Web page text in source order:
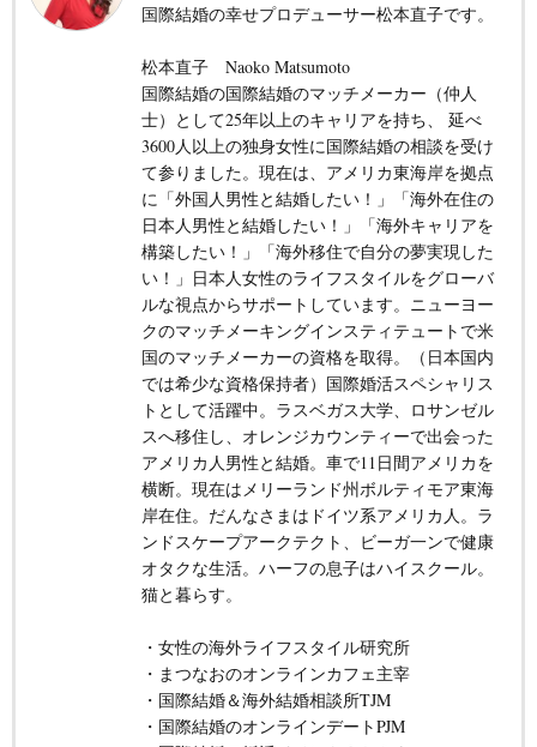
国際結婚の幸せプロデューサー松本直子です。
松本直子 Naoko Matsumoto
国際結婚の国際結婚のマッチメーカー（仲人
士）として25年以上のキャリアを持ち、 延べ
3600人以上の独身女性に国際結婚の相談を受け
て参りました。現在は、アメリカ東海岸を拠点
に「外国人男性と結婚したい！」「海外在住の
日本人男性と結婚したい！」「海外キャリアを
構築したい！」「海外移住で自分の夢実現した
い！」日本人女性のライフスタイルをグローバ
ルな視点からサポートしています。ニューヨー
クのマッチメーキングインスティテュートで米
国のマッチメーカーの資格を取得。（日本国内
では希少な資格保持者）国際婚活スペシャリス
トとして活躍中。ラスベガス大学、ロサンゼル
スへ移住し、オレンジカウンティーで出会った
アメリカ人男性と結婚。車で11日間アメリカを
横断。現在はメリーランド州ボルティモア東海
岸在住。だんなさまはドイツ系アメリカ人。ラ
ンドスケープアークテクト、ビーガ一ンで健康
オタクな生活。ハーフの息子はハイスクール。
猫と暮らす。
・女性の海外ライフスタイル研究所
・まつなおのオンラインカフェ主宰
・国際結婚＆海外結婚相談所TJM
・国際結婚のオンラインデートPJM